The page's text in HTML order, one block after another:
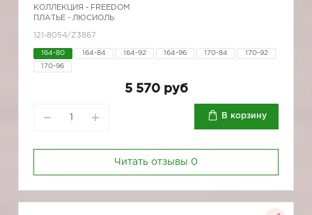
КОЛЛЕКЦИЯ - FREEDOM
ПЛАТЬЕ - ЛЮСИОЛЬ
121-8054/Z3867
164-80 164-84 164-92 164-96 170-84 170-92
170-96
5 570 руб
В корзину
Читать отзывы 0